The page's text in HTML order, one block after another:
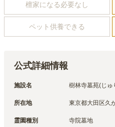
檀家になる必要なし
ペット供養できる
公式詳細情報
施設名 樹林寺墓苑(じゅ
所在地 東京都大田区久
霊園種別 寺院墓地